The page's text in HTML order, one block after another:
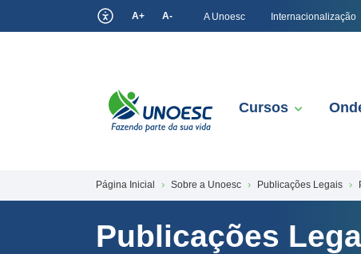
A+ A- A Unoesc Internacionalização
Cursos
Página Inicial Sobre a Unoesc Publicações Legais
Publicações